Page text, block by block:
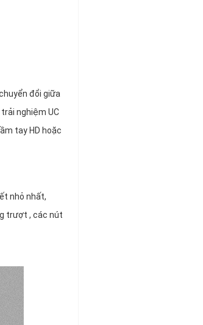
đổi giữa
nghiệm UC
tay HD hoặc
nhỏ nhất,
trượt , các nút